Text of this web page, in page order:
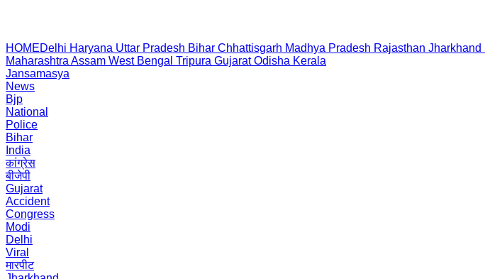
HOMEDelhi Haryana Uttar Pradesh Bihar Chhattisgarh Madhya Pradesh Rajasthan Jharkhand
Maharashtra Assam West Bengal Tripura Gujarat Odisha Kerala
Jansamasya
News
Bjp
National
Police
Bihar
India
कांग्रेस
बीजेपी
Gujarat
Accident
Congress
Modi
Delhi
Viral
मारपीट